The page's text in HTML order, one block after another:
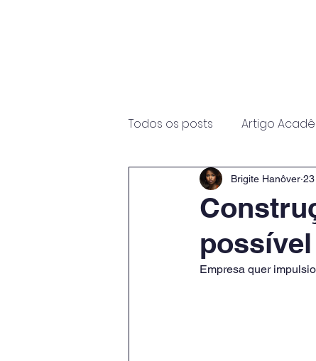
Todos os posts Artigo
Brigite Hanôver
Empresa quer